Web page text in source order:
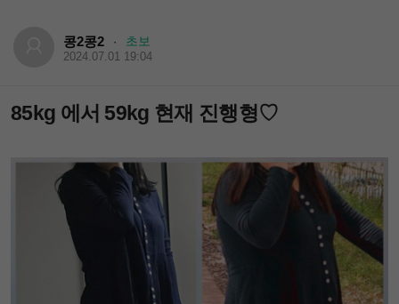
콩2콩2 · 초보
2024.07.01 19:04
85kg 에서 59kg 현재 진행형♡